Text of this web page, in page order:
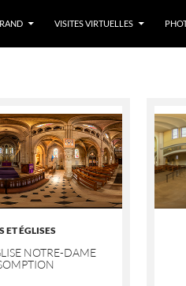
VISITES VIRTUELLES
ET ÉGLISES
NOTRE-DAME